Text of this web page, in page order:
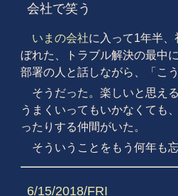
会社で笑う
いまの会社に入って1年半、
ぼれた、トラブル解決の最中
部署の人と話しながら、「こ
そうだった。楽しいと思え
うまくいってもいかなくても
ったりする仲間がいた。
そういうことをもう何年も
6/15/2018/FRI